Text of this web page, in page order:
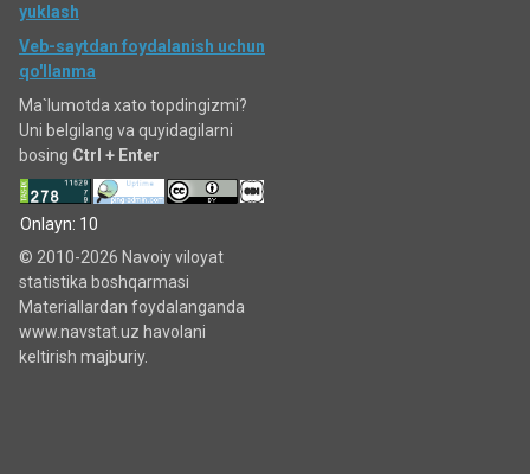
yuklash
Veb-saytdan foydalanish uchun
qo'llanma
Ma`lumotda xato topdingizmi?
Uni belgilang va quyidagilarni
bosing Ctrl + Enter
Onlayn: 10
© 2010-2026 Navoiy viloyat
statistika boshqarmasi
Materiallardan foydalanganda
www.navstat.uz havolani
keltirish majburiy.